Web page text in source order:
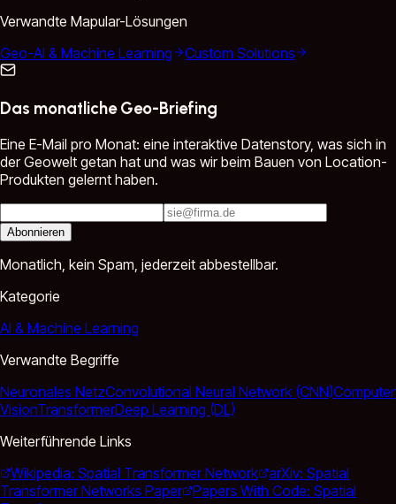
Verwandte Mapular-Lösungen
Geo-AI & Machine Learning
Custom Solutions
Das monatliche Geo-Briefing
Eine E-Mail pro Monat: eine interaktive Datenstory, was sich in
der Geowelt getan hat und was wir beim Bauen von Location-
Produkten gelernt haben.
Abonnieren
Monatlich, kein Spam, jederzeit abbestellbar.
Kategorie
AI & Machine Learning
Verwandte Begriffe
Neuronales NetzConvolutional Neural Network (CNN)Computer
VisionTransformerDeep Learning (DL)
Weiterführende Links
Wikipedia: Spatial Transformer Network arXiv: Spatial
Transformer Networks Paper Papers With Code: Spatial